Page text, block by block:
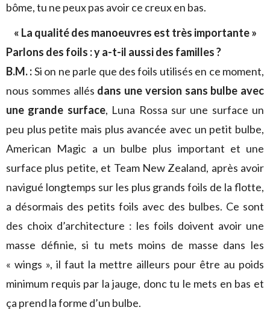
bôme, tu ne peux pas avoir ce creux en bas.
« La qualité des manoeuvres est très importante »
Parlons des foils : y a-t-il aussi des familles ?
B.M. :Si on ne parle que des foils utilisés en ce moment,
nous sommes allés dans une version sans bulbe avec
une grande surface, Luna Rossa sur une surface un
peu plus petite mais plus avancée avec un petit bulbe,
American Magic a un bulbe plus important et une
surface plus petite, et Team New Zealand, après avoir
navigué longtemps sur les plus grands foils de la flotte,
a désormais des petits foils avec des bulbes. Ce sont
des choix d’architecture : les foils doivent avoir une
masse définie, si tu mets moins de masse dans les
« wings », il faut la mettre ailleurs pour être au poids
minimum requis par la jauge, donc tu le mets en bas et
ça prend la forme d’un bulbe.